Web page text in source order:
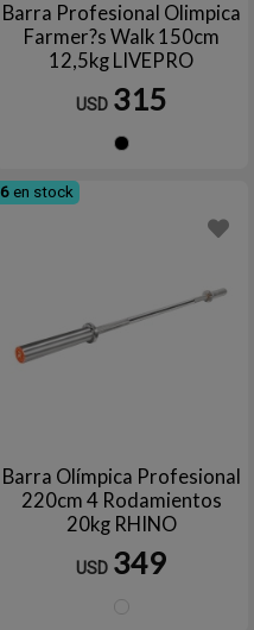
Barra Profesional Olimpica
Farmer?s Walk 150cm
12,5kg LIVEPRO
USD 315
6 en stock
Barra Olímpica Profesional
220cm 4 Rodamientos
20kg RHINO
USD 349